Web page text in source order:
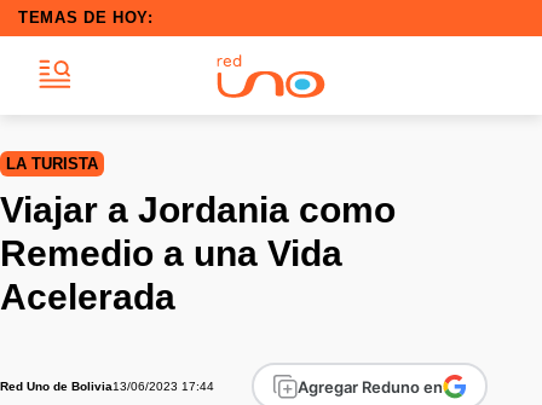
TEMAS DE HOY:
LA TURISTA
Viajar a Jordania como
Remedio a una Vida
Acelerada
Red Uno de Bolivia13/06/2023 17:44 Agregar Reduno en